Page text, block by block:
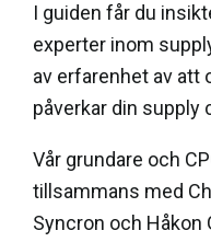
I guiden får du
experter inom
av erfarenhet av att
påverkar din supply
Vår grundare och
tillsammans med
Syncron och Håkon